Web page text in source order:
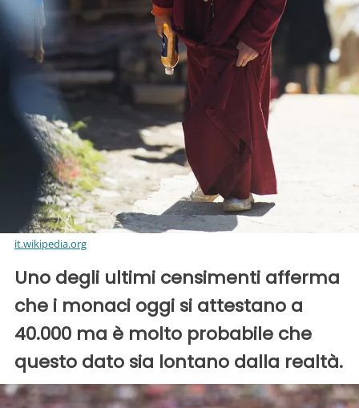
it.wikipedia.org
Uno degli ultimi censimenti afferma
che i monaci oggi si attestano a
40.000 ma è molto probabile che
questo dato sia lontano dalla realtà.